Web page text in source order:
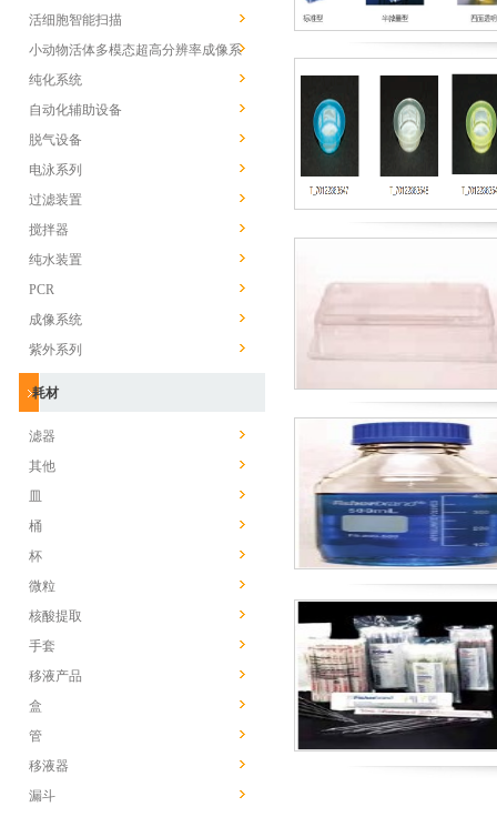
活细胞智能扫描
小动物活体多模态超高分辨率成像系
统
纯化系统
自动化辅助设备
脱气设备
电泳系列
过滤装置
搅拌器
纯水装置
PCR
成像系统
紫外系列
耗材
滤器
其他
皿
桶
杯
微粒
核酸提取
手套
移液产品
盒
管
移液器
漏斗